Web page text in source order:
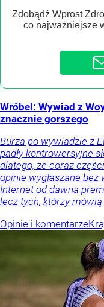
Zdobądź Wprost
co najważniejsze
Wróbel: Wywiad z
znacznie gorszego
Burza po wywiadzie z
padły kontrowersyjne
dlatego, że coraz
opinie wygłaszane
Internet od dawna
lecz tych, którzy mówią
Opinie i komentarze